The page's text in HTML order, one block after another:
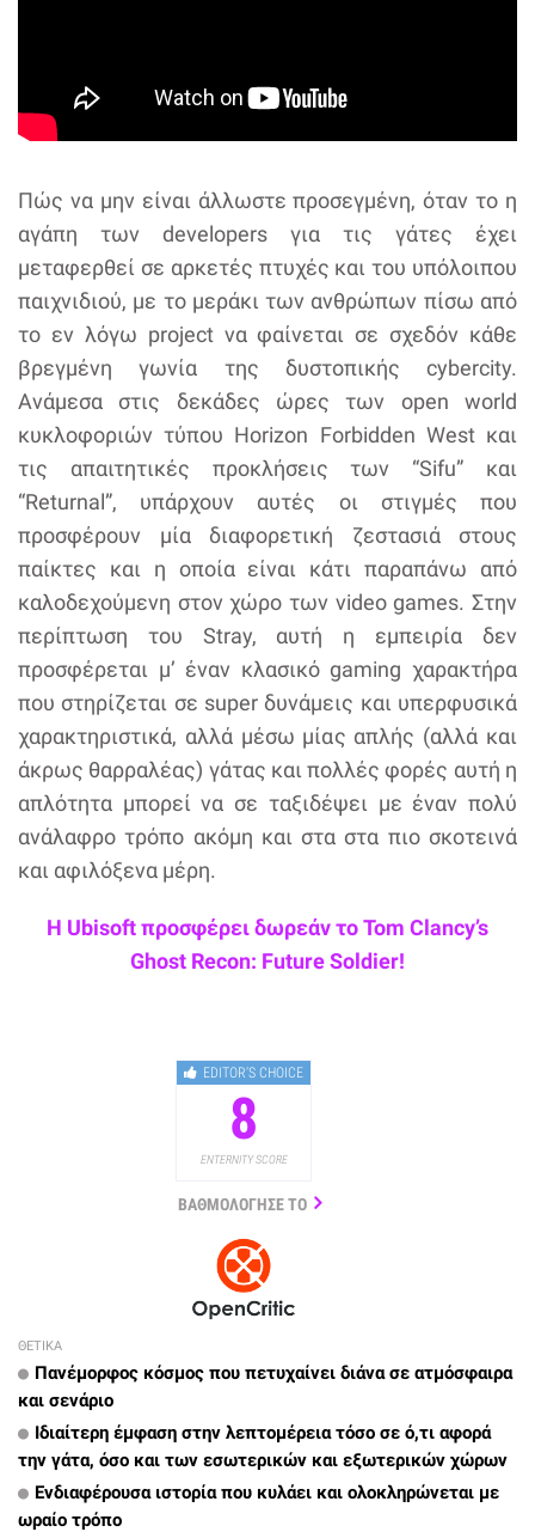
Πώς να μην είναι άλλωστε προσεγμένη, όταν το η
αγάπη των developers για τις γάτες έχει
μεταφερθεί σε αρκετές πτυχές και του υπόλοιπου
παιχνιδιού, με το μεράκι των ανθρώπων πίσω από
το εν λόγω project να φαίνεται σε σχεδόν κάθε
βρεγμένη γωνία της δυστοπικής cybercity.
Ανάμεσα στις δεκάδες ώρες των open world
κυκλοφοριών τύπου Horizon Forbidden West και
τις απαιτητικές προκλήσεις των “Sifu” και
“Returnal”, υπάρχουν αυτές οι στιγμές που
προσφέρουν μία διαφορετική ζεστασιά στους
παίκτες και η οποία είναι κάτι παραπάνω από
καλοδεχούμενη στον χώρο των video games. Στην
περίπτωση του Stray, αυτή η εμπειρία δεν
προσφέρεται μ’ έναν κλασικό gaming χαρακτήρα
που στηρίζεται σε super δυνάμεις και υπερφυσικά
χαρακτηριστικά, αλλά μέσω μίας απλής (αλλά και
άκρως θαρραλέας) γάτας και πολλές φορές αυτή η
απλότητα μπορεί να σε ταξιδέψει με έναν πολύ
ανάλαφρο τρόπο ακόμη και στα στα πιο σκοτεινά
και αφιλόξενα μέρη.
Η Ubisoft προσφέρει δωρεάν το Tom Clancy’s
Ghost Recon: Future Soldier!
EDITOR’S CHOICE
8
ENTERNITY SCORE
ΒΑΘΜΟΛΟΓΗΣΕ ΤΟ
ΘΕΤΙΚΑ
Πανέμορφος κόσμος που πετυχαίνει διάνα σε ατμόσφαιρα
και σενάριο
Ιδιαίτερη έμφαση στην λεπτομέρεια τόσο σε ό,τι αφορά
την γάτα, όσο και των εσωτερικών και εξωτερικών χώρων
Ενδιαφέρουσα ιστορία που κυλάει και ολοκληρώνεται με
ωραίο τρόπο